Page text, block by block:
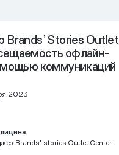
Brands’ Stories Outlet
офлайн-
коммуникаций
2023
Brands’ stories Outlet Center